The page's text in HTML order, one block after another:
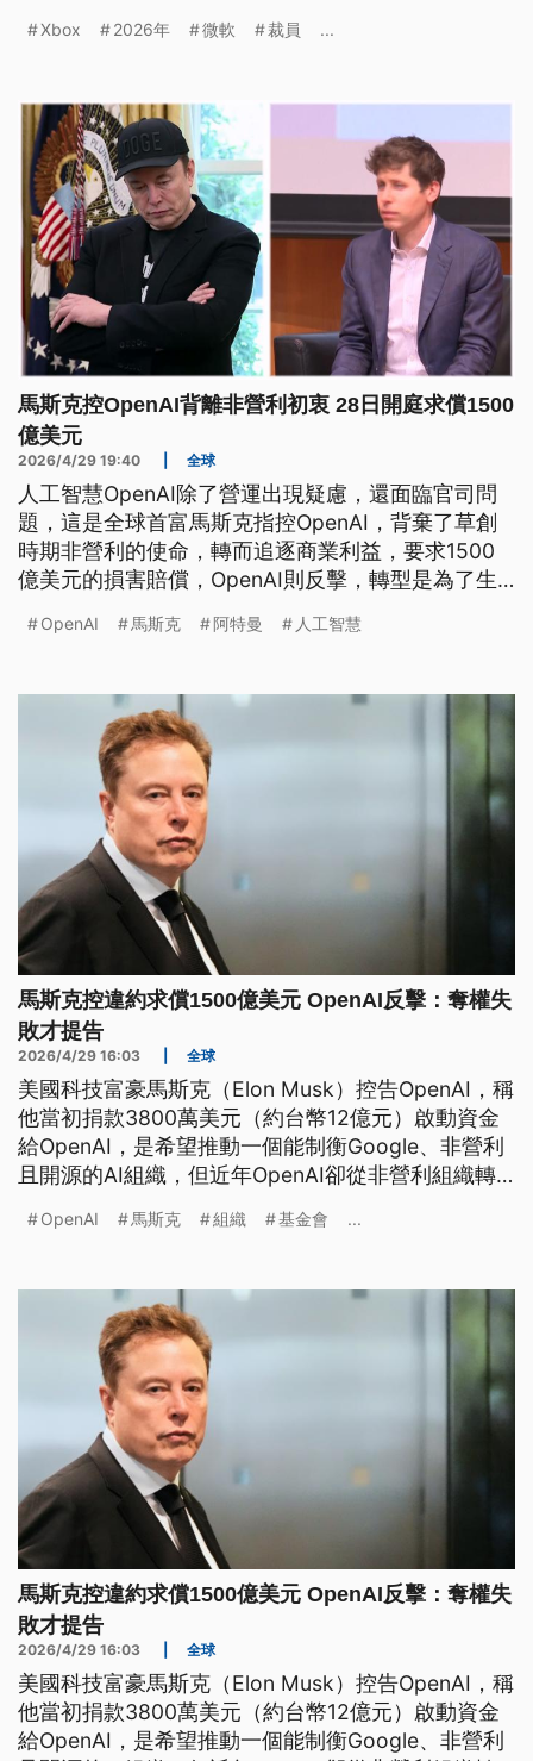
帶來巨大壓力，包含亞馬遜、Meta等企業，今年均
Xbox 2026年 微軟 裁員 ...
馬斯克控OpenAI背離非營利初衷 28日開庭求償1500
億美元
2026/4/29 19:40 全球
人工智慧OpenAI除了營運出現疑慮，還面臨官司問
題，這是全球首富馬斯克指控OpenAI，背棄了草創
時期非營利的使命，轉而追逐商業利益，要求1500
億美元的損害賠償，OpenAI則反擊，轉型是為了生
展失利才會提告，全案28日開庭，雙方激烈交鋒。
OpenAI 馬斯克 阿特曼 人工智慧
馬斯克控違約求償1500億美元 OpenAI反擊：奪權失
敗才提告
2026/4/29 16:03 全球
美國科技富豪馬斯克（Elon Musk）控告OpenAI，稱
他當初捐款3800萬美元（約台幣12億元）啟動資金
給OpenAI，是希望推動一個能制衡Google、非營利
且開源的AI組織，但近年OpenAI卻從非營利組織轉
訴並求償1500億美元。OpenAI對此則稱，馬斯克是
組織。
OpenAI 馬斯克 組織 基金會 ...
馬斯克控違約求償1500億美元 OpenAI反擊：奪權失
敗才提告
2026/4/29 16:03 全球
美國科技富豪馬斯克（Elon Musk）控告OpenAI，稱
他當初捐款3800萬美元（約台幣12億元）啟動資金
給OpenAI，是希望推動一個能制衡Google、非營利